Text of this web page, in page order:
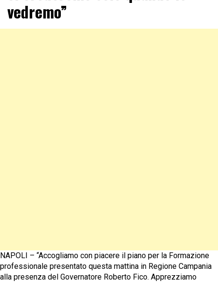
vedremo”
NAPOLI – “Accogliamo con piacere il piano per la Formazione
professionale presentato questa mattina in Regione Campania
alla presenza del Governatore Roberto Fico. Apprezziamo